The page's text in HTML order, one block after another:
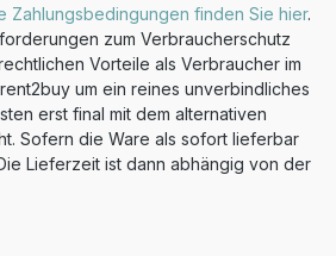
Zahlungsbedingungen finden Sie hier.
zum Verbraucherschutz
Vorteile als Verbraucher im
um ein reines unverbindliches
erst final mit dem alternativen
Sofern die Ware als sofort lieferbar
Lieferzeit ist dann abhängig von der